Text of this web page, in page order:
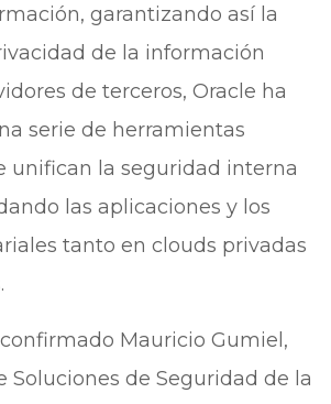
garantizando así la
de la información
de terceros, Oracle ha
serie de herramientas
unifican la seguridad interna
las aplicaciones y los
tanto en clouds privadas
Mauricio Gumiel,
Soluciones de Seguridad de la